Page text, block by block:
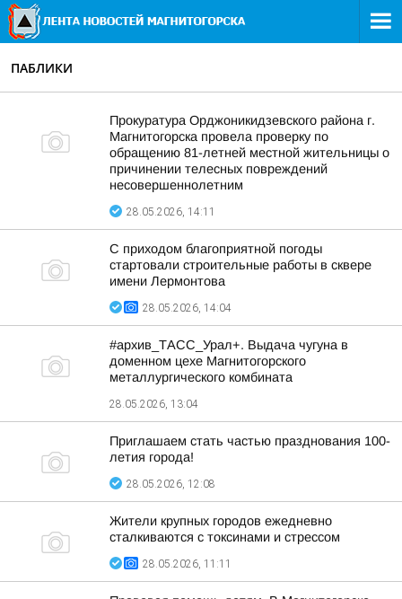
ПАБЛИКИ
Прокуратура Орджоникидзевского района г.
Магнитогорска провела проверку по
обращению 81-летней местной жительницы о
причинении телесных повреждений
несовершеннолетним
28.05.2026, 14:11
С приходом благоприятной погоды
стартовали строительные работы в сквере
имени Лермонтова
28.05.2026, 14:04
#архив_ТАСС_Урал+. Выдача чугуна в
доменном цехе Магнитогорского
металлургического комбината
28.05.2026, 13:04
Приглашаем стать частью празднования 100-
летия города!
28.05.2026, 12:08
Жители крупных городов ежедневно
сталкиваются с токсинами и стрессом
28.05.2026, 11:11